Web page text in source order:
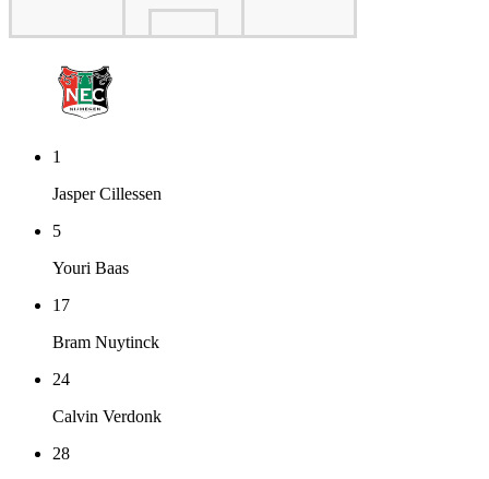
1
Jasper Cillessen
5
Youri Baas
17
Bram Nuytinck
24
Calvin Verdonk
28